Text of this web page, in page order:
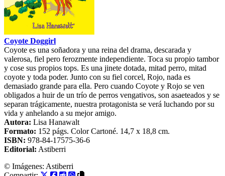
Coyote Doggirl
Coyote es una soñadora y una reina del drama, descarada y
valerosa, fiel pero ferozmente independiente. Toca su propio tambor
y cose sus propios tops. Es una jinete dotada, mitad perro, mitad
coyote y toda poder. Junto con su fiel corcel, Rojo, nada es
demasiado grande para ella. Pero cuando Coyote y Rojo se ven
obligados a huir de un trío de perros vengativos, son asaeteados y se
separan trágicamente, nuestra protagonista se verá luchando por su
vida y anhelando a su mejor amigo.
Autora: Lisa Hanawalt
Formato: 152 págs. ColorCartoné. 14,7 x 18,8 cm.
ISBN: 978-84-17575-36-6
Editorial: Astiberri
© Imágenes: Astiberri